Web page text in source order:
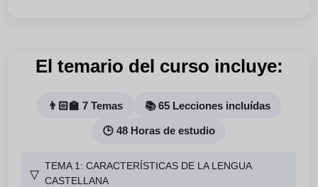
El temario del curso incluye:
👨🏻‍🏫 7 Temas 📚 65 Lecciones incluídas
🕒 48 Horas de estudio
▽
TEMA 1: CARACTERÍSTICAS DE LA LENGUA
CASTELLANA